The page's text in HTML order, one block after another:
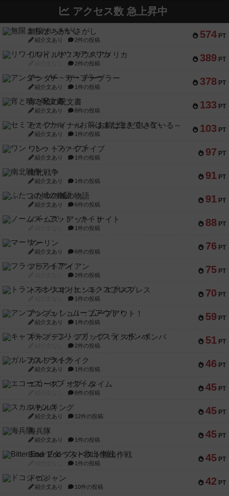
アクセス数 急上昇中
574 PT
無限まちがいさがし
紹介文あり 2件の投稿
389 PT
リワイルド：サウスアメリカ
2件の投稿
378 PT
アンダー・ザ・テーブラー
紹介文あり 1件の投稿
133 PT
宵と暁の呪文書
紹介文あり 8件の投稿
103 PT
セミファイナル ～お前はまだ生きている～
紹介文あり 1件の投稿
97 PT
ワン・トゥ・ファイブ
紹介文あり 1件の投稿
91 PT
南北戦争
紹介文あり 1件の投稿
91 PT
ふたつの城の物語
紹介文あり 6件の投稿
88 PT
ノームズ・アット・ナイト
1件の投稿
76 PT
マーリン
紹介文あり 6件の投稿
75 PT
フラットアイアン
2件の投稿
70 PT
トランスオリエント・エクスプレス
1件の投稿
59 PT
アンブッシュ！：ムーブアウト！
紹介文あり 1件の投稿
51 PT
キャプテン・フリップ：イスラ・ボンバ
2件の投稿
46 PT
ガルフストライク
紹介文あり 1件の投稿
45 PT
エコーズ・オブ・タイム
8件の投稿
45 PT
スカルキング
紹介文あり 12件の投稿
45 PT
海兵隊
紹介文あり 1件の投稿
45 PT
Bitter End ブタペスト救出作戦
1件の投稿
42 PT
ドコジャン
紹介文あり 10件の投稿